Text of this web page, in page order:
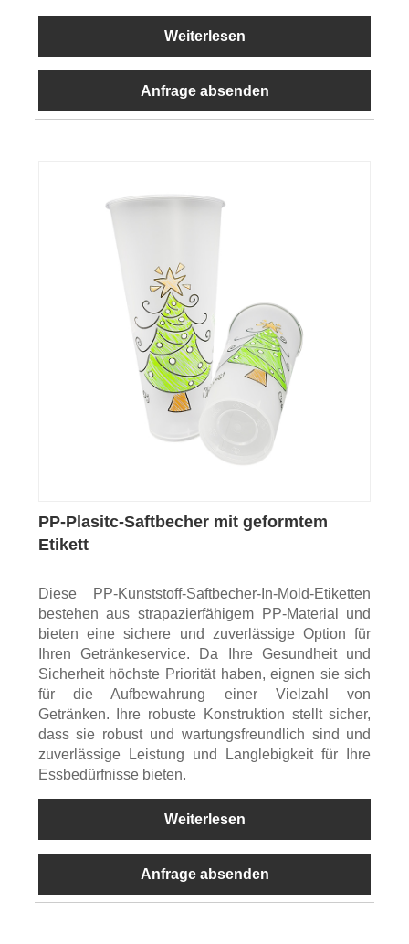
Weiterlesen
Anfrage absenden
PP-Plasitc-Saftbecher mit geformtem
Etikett
Diese PP-Kunststoff-Saftbecher-In-Mold-Etiketten
bestehen aus strapazierfähigem PP-Material und
bieten eine sichere und zuverlässige Option für
Ihren Getränkeservice. Da Ihre Gesundheit und
Sicherheit höchste Priorität haben, eignen sie sich
für die Aufbewahrung einer Vielzahl von
Getränken. Ihre robuste Konstruktion stellt sicher,
dass sie robust und wartungsfreundlich sind und
zuverlässige Leistung und Langlebigkeit für Ihre
Essbedürfnisse bieten.
Weiterlesen
Anfrage absenden